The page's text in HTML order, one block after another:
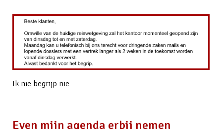
Ik nie begrijp nie
Even mijn agenda erbij nemen